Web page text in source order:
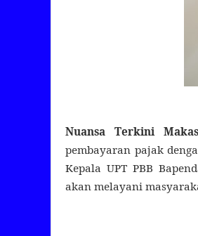
Nuansa Terkini
pembayaran pajak
Kepala UPT PBB
akan melayani